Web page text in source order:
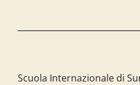
Scuola Internazionale di